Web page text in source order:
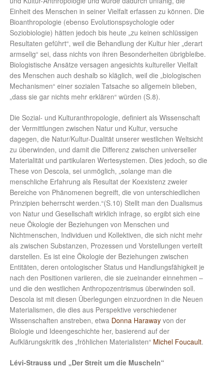
Einheit des Menschen in seiner Vielfalt erfassen zu können. Die
Bioanthropologie (ebenso Evolutionspsychologie oder
Soziobiologie) hätten jedoch bis heute „zu keinen schlüssigen
Resultaten geführt“, weil die Behandlung der Kultur hier „derart
armselig“ sei, dass nichts von ihren Besonderheiten übrigbleibe.
Biologistische Ansätze versagen angesichts kultureller Vielfalt
des Menschen auch deshalb so kläglich, weil die „biologischen
Mechanismen“ einer sozialen Tatsache so allgemein blieben,
„dass sie gar nichts mehr erklären“ würden (S.8).
Die Sozial- und Kulturanthropologie, definiert als Wissenschaft
der Vermittlungen zwischen Natur und Kultur, versuche
dagegen, die Natur/Kultur-Dualität unserer westlichen Weltsicht
zu überwinden, und damit die Differenz zwischen universeller
Materialität und partikularen Wertesystemen. Dies jedoch, so die
These von Descola, sei unmöglich, „solange man die
menschliche Erfahrung als Resultat der Koexistenz zweier
Bereiche von Phänomenen begreift, die von unterschiedlichen
Prinzipien beherrscht werden.“(S.10) Stellt man den Dualismus
von Natur und Gesellschaft wirklich infrage, so ergibt sich eine
neue Ökologie der Beziehungen von Menschen und
Nichtmenschen, Individuen und Kollektiven, die sich nicht mehr
als zwischen Substanzen, Prozessen und Vorstellungen verteilt
darstellen. Es ist eine Ökologie der Beziehungen zwischen
Entitäten, deren ontologischer Status und Handlungsfähigkeit je
nach den Positionen variieren, die sie zueinander einnehmen –
und die den westlichen Anthropozentrismus überwinden soll.
Descola ist mit diesen Überlegungen einzuordnen in die Neuen
Materialismen, die dies aus Perspektive verschiedener
Wissenschaften anstreben, etwa Donna Haraway von der
Biologie und Ideengeschichte her, basierend auf der
Aufklärungskritik des „fröhlichen Materialisten“ Michel Foucault.
Lévi-Strauss und „Der Streit um die Muscheln“